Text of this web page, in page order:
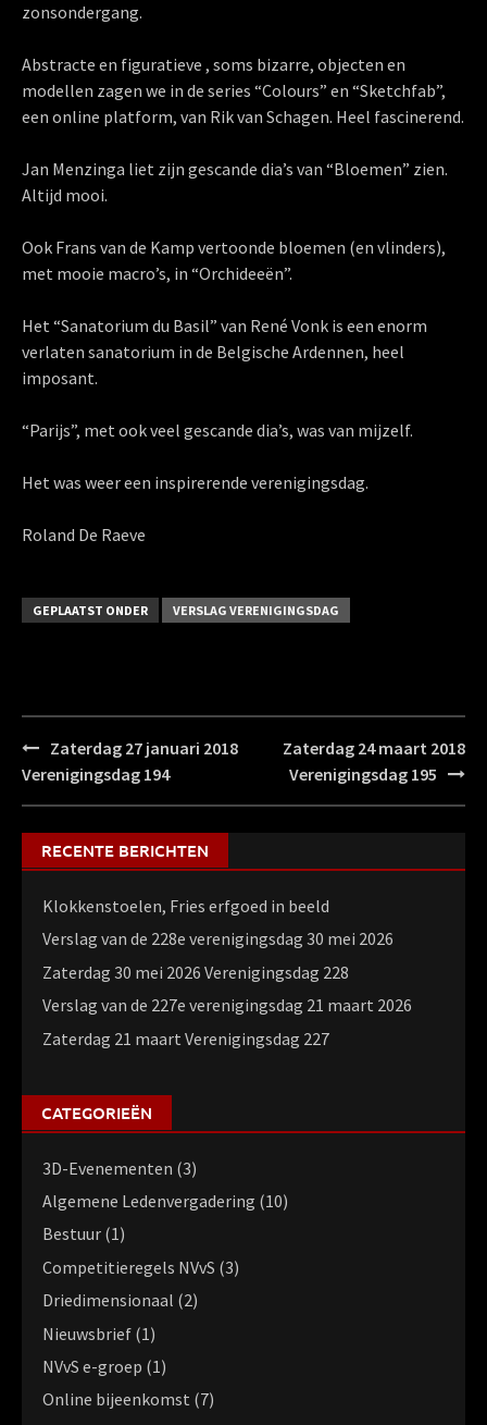
zonsondergang.
Abstracte en figuratieve , soms bizarre, objecten en
modellen zagen we in de series “Colours” en “Sketchfab”,
een online platform, van Rik van Schagen. Heel fascinerend.
Jan Menzinga liet zijn gescande dia’s van “Bloemen” zien.
Altijd mooi.
Ook Frans van de Kamp vertoonde bloemen (en vlinders),
met mooie macro’s, in “Orchideeën”.
Het “Sanatorium du Basil” van René Vonk is een enorm
verlaten sanatorium in de Belgische Ardennen, heel
imposant.
“Parijs”, met ook veel gescande dia’s, was van mijzelf.
Het was weer een inspirerende verenigingsdag.
Roland De Raeve
GEPLAATST ONDER VERSLAG VERENIGINGSDAG
Bericht
navigatie
Zaterdag 27 januari 2018
Verenigingsdag 194
Zaterdag 24 maart 2018
Verenigingsdag 195
RECENTE BERICHTEN
Klokkenstoelen, Fries erfgoed in beeld
Verslag van de 228e verenigingsdag 30 mei 2026
Zaterdag 30 mei 2026 Verenigingsdag 228
Verslag van de 227e verenigingsdag 21 maart 2026
Zaterdag 21 maart Verenigingsdag 227
CATEGORIEËN
3D-Evenementen (3)
Algemene Ledenvergadering (10)
Bestuur (1)
Competitieregels NVvS (3)
Driedimensionaal (2)
Nieuwsbrief (1)
NVvS e-groep (1)
Online bijeenkomst (7)